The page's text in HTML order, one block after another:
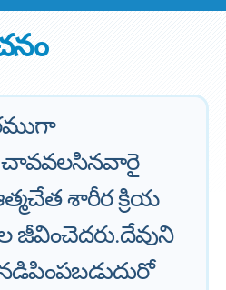
చావవలసినవారై
శారీర క్రియ